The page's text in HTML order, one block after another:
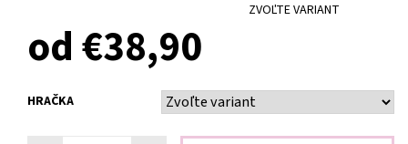
ZVOĽTE VARIANT
od €38,90
HRAČKA